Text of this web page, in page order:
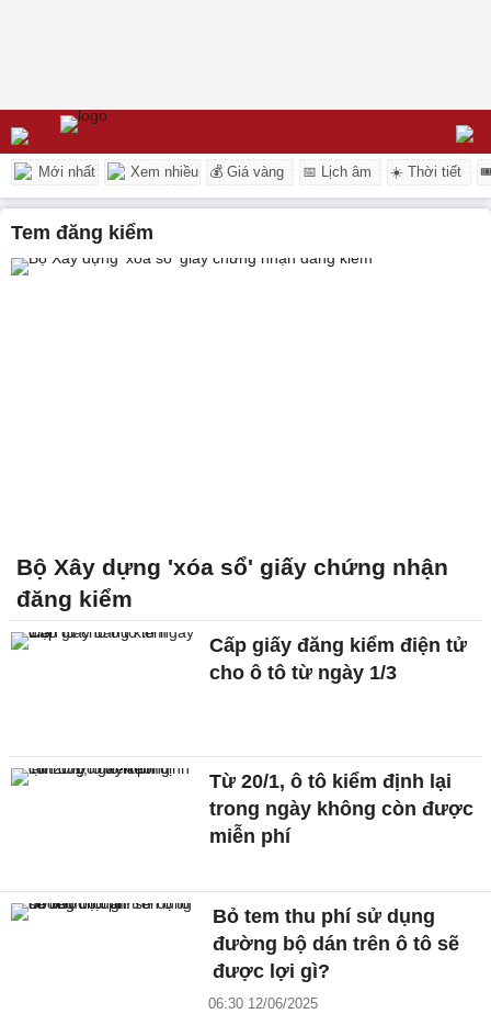
Mới nhất Xem nhiều 💰 Giá vàng 📅 Lịch âm ☀️ Thời tiết
tem đăng kiểm
Bộ Xây dựng 'xóa sổ' giấy chứng nhận
đăng kiểm
Cấp giấy đăng kiểm điện tử
cho ô tô từ ngày 1/3
Từ 20/1, ô tô kiểm định lại
trong ngày không còn được
miễn phí
Bỏ tem thu phí sử dụng
đường bộ dán trên ô tô sẽ
được lợi gì?
06:30 12/06/2025